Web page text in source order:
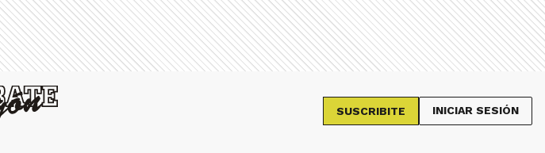
SUSCRIBITE INICIAR SESIÓN